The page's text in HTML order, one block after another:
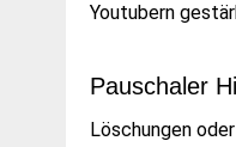
Youtubern
Pauschaler
Löschungen